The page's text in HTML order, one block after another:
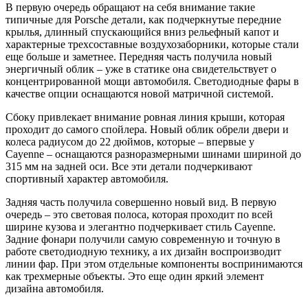
В первую очередь обращают на себя внимание такие
типичные для Porsche детали, как подчеркнутые передние
крылья, длинный спускающийся вниз рельефный капот и
характерные трехсоставные воздухозаборники, которые стали
еще больше и заметнее. Передняя часть получила новый
энергичный облик – уже в статике она свидетельствует о
концентрированной мощи автомобиля. Светодиодные фары в
качестве опции оснащаются новой матричной системой.
Сбоку привлекает внимание ровная линия крыши, которая
проходит до самого спойлера. Новый облик обрели двери и
колеса радиусом до 22 дюймов, которые – впервые у
Cayenne – оснащаются разноразмерными шинами шириной до
315 мм на задней оси. Все эти детали подчеркивают
спортивный характер автомобиля.
Задняя часть получила совершенно новый вид. В первую
очередь – это световая полоса, которая проходит по всей
ширине кузова и элегантно подчеркивает стиль Cayenne.
Задние фонари получили самую современную и точную в
работе светодиодную технику, а их дизайн воспроизводит
линии фар. При этом отдельные компоненты воспринимаются
как трехмерные объекты. Это еще один яркий элемент
дизайна автомобиля.